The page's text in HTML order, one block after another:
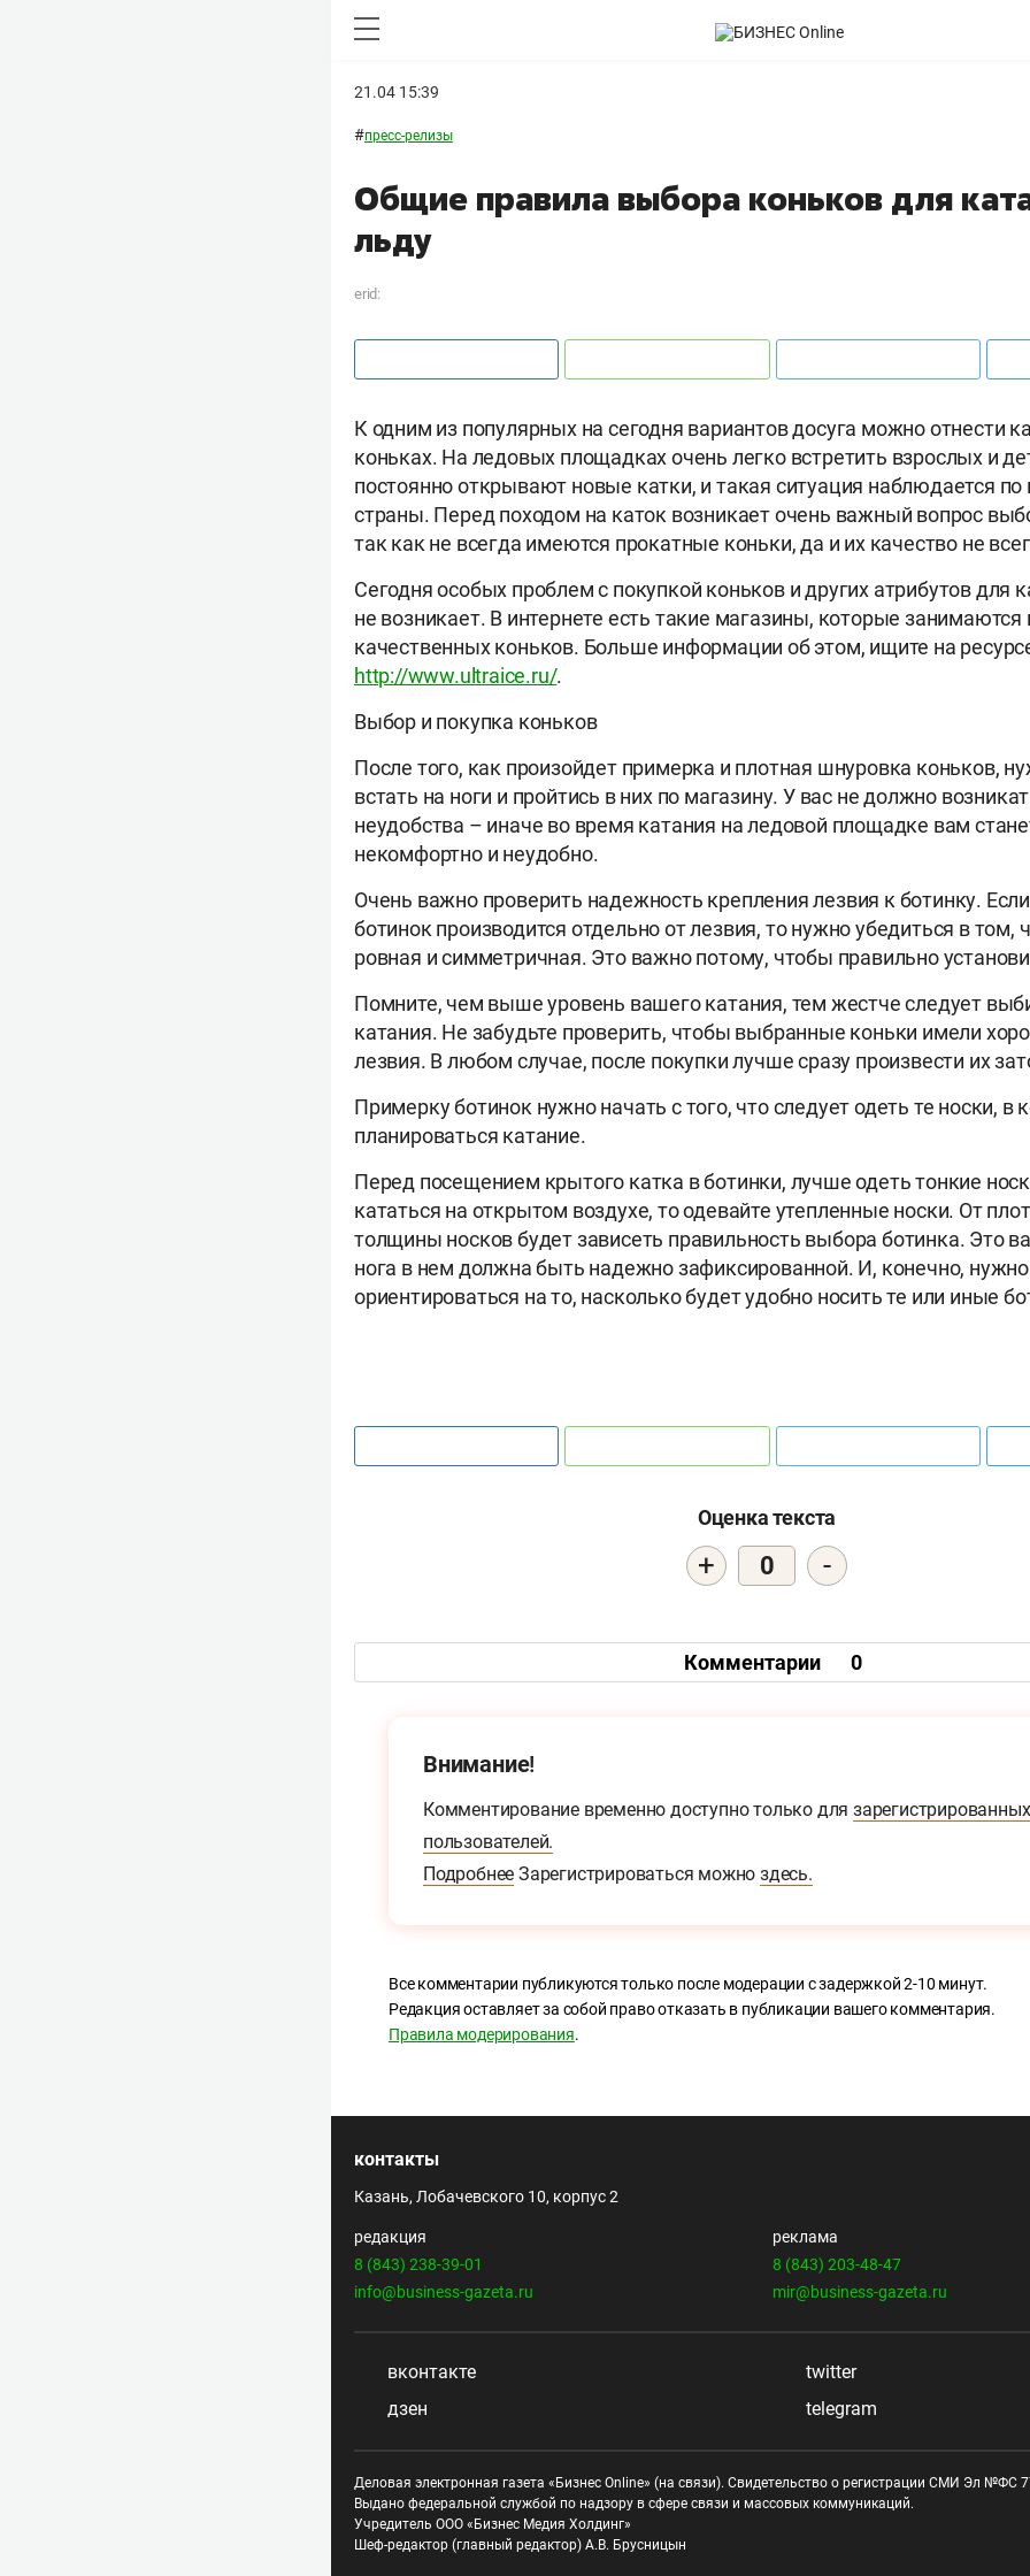
21.04 15:39
#пресс-релизы
Общие правила выбора коньков для
льду
erid:
К одним из популярных на сегодня вариантов досуга можно отнести
коньках. На ледовых площадках очень легко встретить взрослых и
постоянно открывают новые катки, и такая ситуация наблюдается по
страны. Перед походом на каток возникает очень важный вопрос
так как не всегда имеются прокатные коньки, да и их качество не
Сегодня особых проблем с покупкой коньков и других атрибутов для
не возникает. В интернете есть такие магазины, которые
качественных коньков. Больше информации об этом, ищите на
http://www.ultraice.ru/.
Выбор и покупка коньков
После того, как произойдет примерка и плотная шнуровка коньков,
встать на ноги и пройтись в них по магазину. У вас не должно
неудобства – иначе во время катания на ледовой площадке вам
некомфортно и неудобно.
Очень важно проверить надежность крепления лезвия к ботинку.
ботинок производится отдельно от лезвия, то нужно убедиться в том,
ровная и симметричная. Это важно потому, чтобы правильно
Помните, чем выше уровень вашего катания, тем жестче следует
катания. Не забудьте проверить, чтобы выбранные коньки имели
лезвия. В любом случае, после покупки лучше сразу произвести их
Примерку ботинок нужно начать с того, что следует одеть те носки, в
планироваться катание.
Перед посещением крытого катка в ботинки, лучше одеть тонкие
кататься на открытом воздухе, то одевайте утепленные носки. От
толщины носков будет зависеть правильность выбора ботинка. Это
нога в нем должна быть надежно зафиксированной. И, конечно, нужно
ориентироваться на то, насколько будет удобно носить те или иные
Оценка текста
+ 0 -
Комментарии 0
Внимание!
Комментирование временно доступно только для зарегистрированных
пользователей.
Подробнее Зарегистрироваться можноздесь.
Все комментарии публикуются только после модерации с задержкой 2-10 минут.
Редакция оставляет за собой право отказать в публикации вашего комментария.
Правила модерирования.
контакты
Казань, Лобачевского 10, корпус 2
редакция
8 (843) 238-39-01
info@business-gazeta.ru
реклама
8 (843) 203-48-47
mir@business-gazeta.ru
вконтакте
twitter
дзен
telegram
Деловая электронная газета «Бизнес Online» (на связи). Свидетельство о регистрации СМИ Эл №ФС
Выдано федеральной службой по надзору в сфере связи и массовых коммуникаций.
Учредитель ООО «Бизнес Медия Холдинг»
Шеф-редактор (главный редактор) А.В. Брусницын